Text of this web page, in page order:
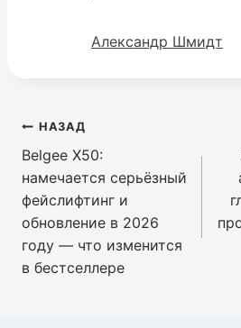
Александр Шмидт
Навигация
по
записям
НАЗАД
Belgee X50:
намечается серьёзный
фейслифтинг и
обновление в 2026
году — что изменится
в бестселлере